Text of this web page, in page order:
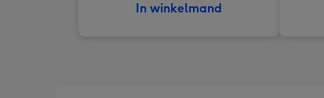
In winkelmand